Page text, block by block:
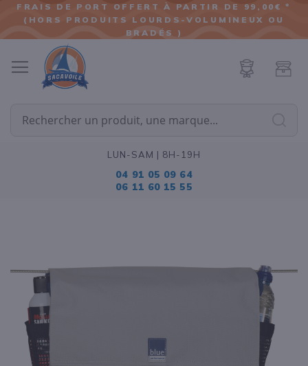
ALLER
AU
FRAIS DE PORT OFFERT À PARTIR DE 99,00€ *
(HORS PRODUITS LOURDS-VOLUMINEUX OU
BRADÉS )
LUN-SAM | 8H-19H
04 91 05 09 64
06 11 60 15 55
de
galerie
d’images